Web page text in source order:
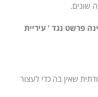
שונים.
60722-07-24- אירינה פרשט נגד ' עיריית
שאין בה כדי לעצור